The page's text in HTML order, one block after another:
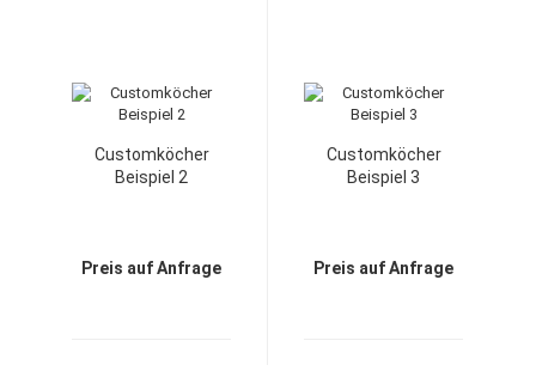
Customköcher
Beispiel 2
Preis auf Anfrage
Customköcher
Beispiel 3
Preis auf Anfrage